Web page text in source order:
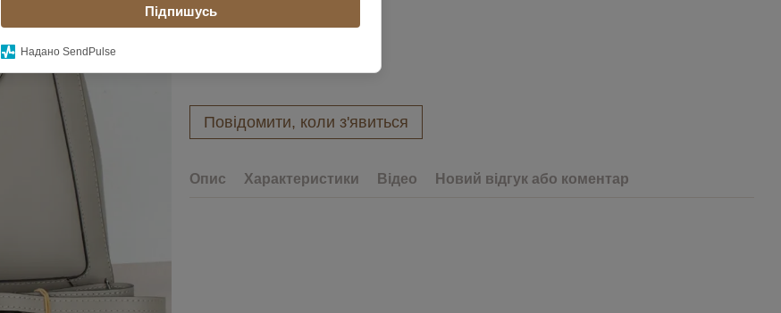
Підпишусь
Надано SendPulse
Колір
Повідомити, коли з'явиться
Опис Характеристики Відео Новий відгук або коментар